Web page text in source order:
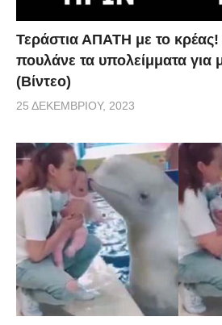
Τεράστια ΑΠΑΤΗ με το
πουλάνε τα υπολείμματα για
(Βίντεο)
25 ΔΕΚΕΜΒΡΊΟΥ, 2023